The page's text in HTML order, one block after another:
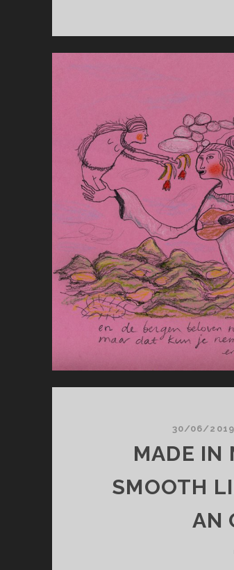
30/06/2019
MADE IN
SMOOTH
AN